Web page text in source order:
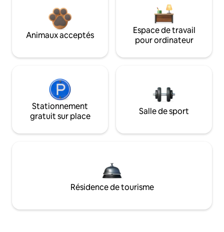
Animaux acceptés
Espace de travail
pour ordinateur
Stationnement
gratuit sur place
Salle de sport
Résidence de tourisme